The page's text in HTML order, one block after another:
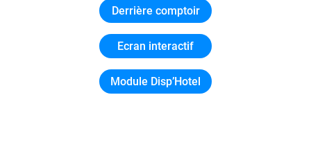
Derrière comptoir
Ecran interactif
Module Disp’Hotel